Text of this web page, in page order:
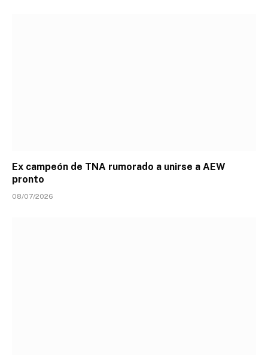
Ex campeón de TNA rumorado a unirse a AEW
pronto
08/07/2026